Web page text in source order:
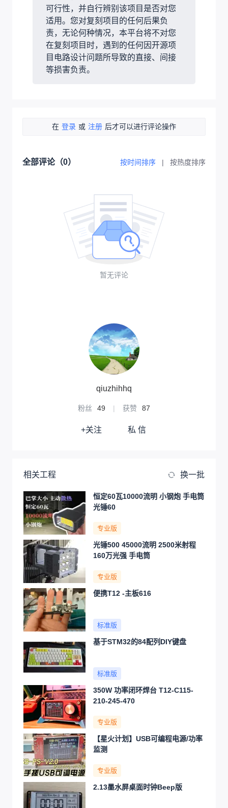
可行性，并自行辨别该项目是否对您
适用。您对复刻项目的任何后果负
责，无论何种情况，本平台将不对您
在复刻项目时，遇到的任何因开源项
目电路设计问题所导致的直接、间接
等损害负责。
在 登录 或 注册 后才可以进行评论操作
全部评论（0） 按时间排序 | 按热度排序
暂无评论
qiuzhihhq
粉丝 49 | 获赞 87
+关注 私 信
相关工程 换一批
恒定60瓦10000流明 小钢炮 手电筒
光锤60
专业版
光锤500 45000流明 2500米射程
160万光强 手电筒
专业版
便携T12 -主板616
标准版
基于STM32的84配列DIY键盘
标准版
350W 功率闭环焊台 T12-C115-
210-245-470
专业版
【星火计划】USB可编程电源/功率
监测
专业版
2.13墨水屏桌面时钟Beep版